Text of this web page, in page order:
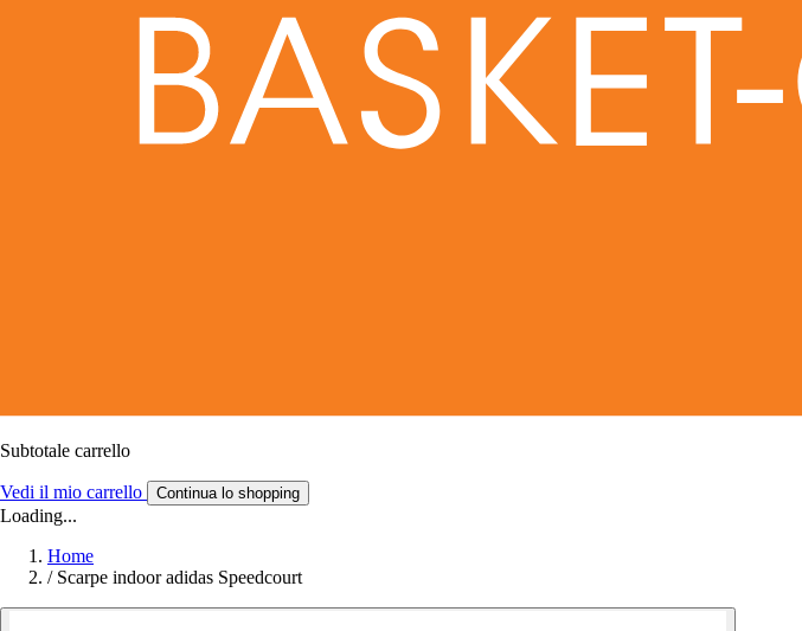
Subtotale carrello
Vedi il mio carrello Continua lo shopping
Loading...
Home
/ Scarpe indoor adidas Speedcourt